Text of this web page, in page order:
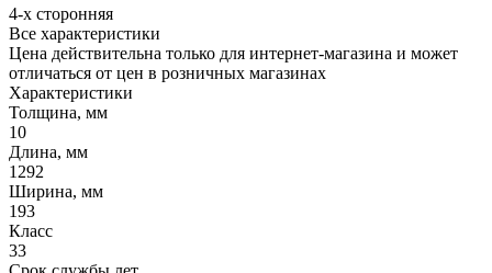
4-х сторонняя
Все характеристики
Цена действительна только для интернет-магазина и может
отличаться от цен в розничных магазинах
Характеристики
Толщина, мм
10
Длина, мм
1292
Ширина, мм
193
Класс
33